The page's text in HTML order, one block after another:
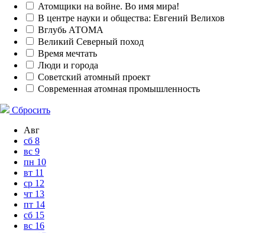
Атомщики на войне. Во имя мира!
В центре науки и общества: Евгений Велихов
Вглубь АТОМА
Великий Северный поход
Время мечтать
Люди и города
Советский атомный проект
Современная атомная промышленность
Сбросить
Авг
сб 8
вс 9
пн 10
вт 11
ср 12
чт 13
пт 14
сб 15
вс 16